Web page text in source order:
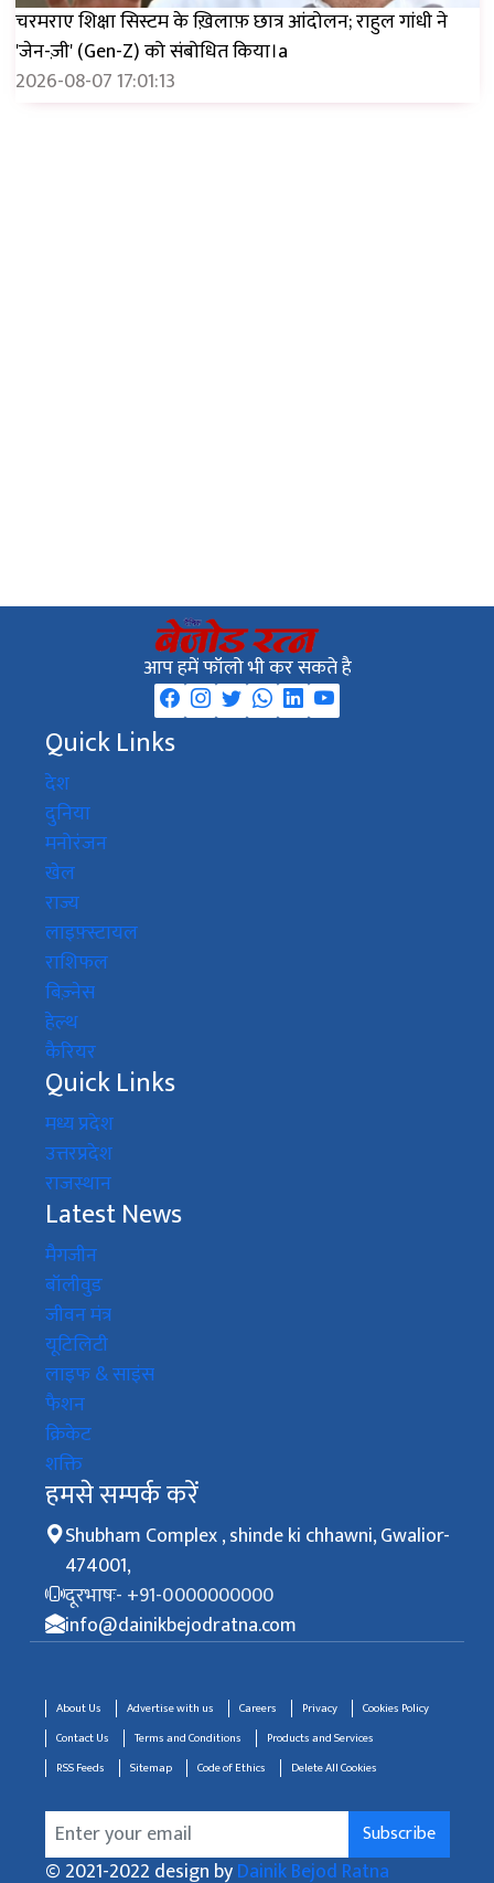
चरमराए शिक्षा सिस्टम के ख़िलाफ़ छात्र आंदोलन; राहुल गांधी ने
'जेन-ज़ी' (Gen-Z) को संबोधित किया।a
2026-08-07 17:01:13
आप हमें फॉलो भी कर सकते है
Quick Links
देश
दुनिया
मनोरंजन
खेल
राज्य
लाइफ़्स्टायल
राशिफल
बिज़्नेस
हेल्थ
कैरियर
Quick Links
मध्य प्रदेश
उत्तरप्रदेश
राजस्थान
Latest News
मैगजीन
बॉलीवुड
जीवन मंत्र
यूटिलिटी
लाइफ & साइंस
फैशन
क्रिकेट
शक्ति
हमसे सम्पर्क करें
Shubham Complex , shinde ki chhawni, Gwalior-
474001,
दूरभाषः- +91-0000000000
info@dainikbejodratna.com
About Us Advertise with us Careers Privacy
Cookies Policy
Contact Us
Terms and Conditions
Products and Services
RSS Feeds
Sitemap Code of Ethics Delete All Cookies
Subscribe
© 2021-2022 design byDainik Bejod Ratna